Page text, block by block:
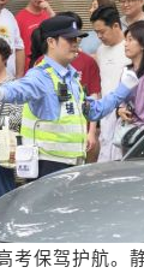
考保驾护航。